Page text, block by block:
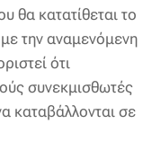
θα κατατίθεται το
την αναμενόμενη
ότι
συνεκμισθωτές
καταβάλλονται σε